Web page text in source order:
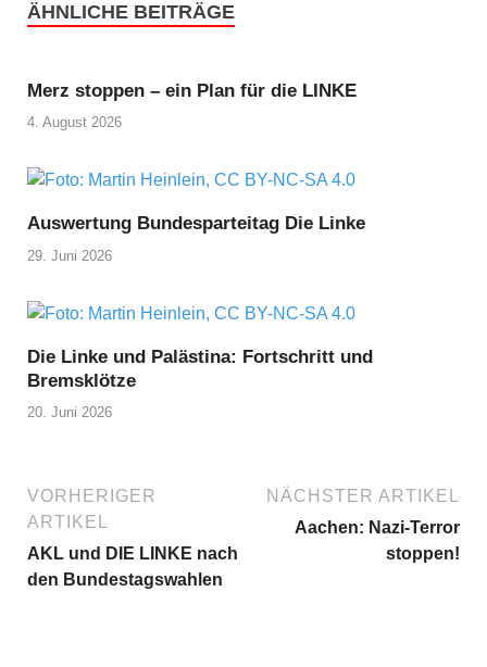
ÄHNLICHE BEITRÄGE
Merz stoppen – ein Plan für die LINKE
4. August 2026
Auswertung Bundesparteitag Die Linke
29. Juni 2026
Die Linke und Palästina: Fortschritt und
Bremsklötze
20. Juni 2026
VORHERIGER
ARTIKEL
AKL und DIE LINKE nach
den Bundestagswahlen
NÄCHSTER ARTIKEL
Aachen: Nazi-Terror
stoppen!